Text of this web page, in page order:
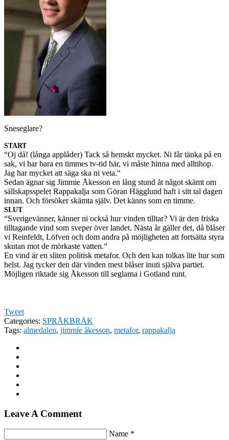
Sne­seglare?
START
“Oj då! (långa applåder) Tack så hem­skt mycket. Ni får tänka på en
sak, vi har bara en timmes tv-tid här, vi måste hinna med allti­hop.
Jag har mycket att säga ska ni veta.“
Sedan ägnar sig Jim­mie Åkesson en lång stund åt något skämt om
säll­skapsspelet Rap­pakalja som Göran Häg­glund haft i sitt tal dagen
innan. Och försöker skämta själv. Det känns som en timme.
SLUT
“Sverigevän­ner, kän­ner ni också hur vin­den till­tar? Vi är den friska
till­t­a­gande vind som sveper över lan­det. Nästa år gäller det, då blåser
vi Rein­feldt, Löfven och dom andra på möj­ligheten att fort­sätta styra
sku­tan mot de mörkaste vat­ten.“
En vind är en sliten poli­tisk metafor. Och den kan tolkas lite hur som
helst. Jag tycker den där vin­den mest blåser inuti själva par­tiet.
Möjli­gen rik­tade sig Åkesson till seglarna i Got­land runt.
Tweet
Categories: SPRÅKBRÅK
Tags: almedalen, jimmie åkesson, metafor, rappakalja
Leave A Comment
Name *